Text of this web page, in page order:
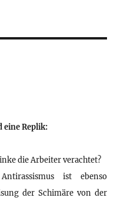
eine Replik:
die Arbeiter verachtet?
ist ebenso
der Schimäre von der